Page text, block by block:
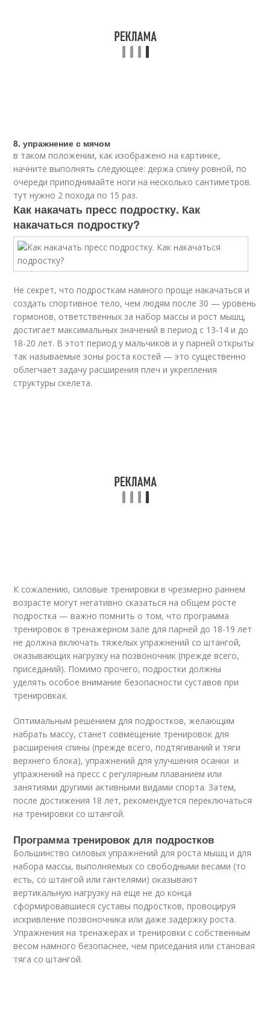
8. упражнение с мячом
в таком положении, как изображено на картинке,
начните выполнять следующее: держа спину ровной, по
очереди приподнимайте ноги на несколько сантиметров.
тут нужно 2 похода по 15 раз.
Как накачать пресс подростку. Как
накачаться подростку?
Не секрет, что подросткам намного проще накачаться и
создать спортивное тело, чем людям после 30 — уровень
гормонов, ответственных за набор массы и рост мышц,
достигает максимальных значений в период с 13-14 и до
18-20 лет. В этот период у мальчиков и у парней открыты
так называемые зоны роста костей — это существенно
облегчает задачу расширения плеч и укрепления
структуры скелета.
К сожалению, силовые тренировки в чрезмерно раннем
возрасте могут негативно сказаться на общем росте
подростка — важно помнить о том, что программа
тренировок в тренажерном зале для парней до 18-19 лет
не должна включать тяжелых упражнений со штангой,
оказывающих нагрузку на позвоночник (прежде всего,
приседаний). Помимо прочего, подростки должны
уделять особое внимание безопасности суставов при
тренировках.
Оптимальным решением для подростков, желающим
набрать массу, станет совмещение тренировок для
расширения спины (прежде всего, подтягиваний и тяги
верхнего блока), упражнений для улучшения осанки и
упражнений на пресс с регулярным плаванием или
занятиями другими активными видами спорта. Затем,
после достижения 18 лет, рекомендуется переключаться
на тренировки со штангой.
Программа тренировок для подростков
Большинство силовых упражнений для роста мышц и для
набора массы, выполняемых со свободными весами (то
есть, со штангой или гантелями) оказывают
вертикальную нагрузку на еще не до конца
сформировавшиеся суставы подростков, провоцируя
искривление позвоночника или даже задержку роста.
Упражнения на тренажерах и тренировки с собственным
весом намного безопаснее, чем приседания или становая
тяга со штангой.